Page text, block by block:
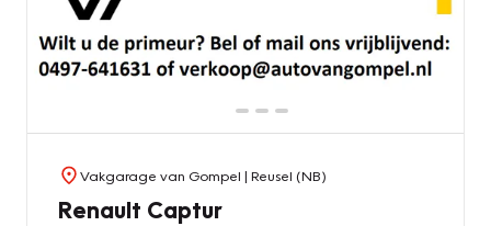
Vakgarage van Gompel | Reusel (NB)
Renault Captur